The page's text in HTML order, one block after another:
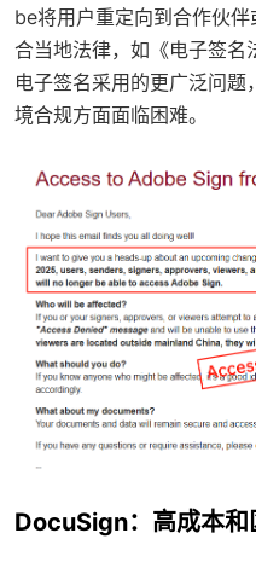
be将用户重定向到合作伙
合当地法律，如《电子签名
电子签名采用的更广泛问
境合规方面面临困难。
DocuSign：高成本和